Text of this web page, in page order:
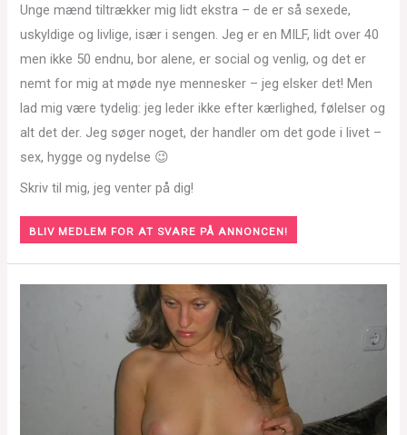
Unge mænd tiltrækker mig lidt ekstra – de er så sexede,
uskyldige og livlige, især i sengen. Jeg er en MILF, lidt over 40
men ikke 50 endnu, bor alene, er social og venlig, og det er
nemt for mig at møde nye mennesker – jeg elsker det! Men
lad mig være tydelig: jeg leder ikke efter kærlighed, følelser og
alt det der. Jeg søger noget, der handler om det gode i livet –
sex, hygge og nydelse 😉
Skriv til mig, jeg venter på dig!
BLIV MEDLEM FOR AT SVARE PÅ ANNONCEN!